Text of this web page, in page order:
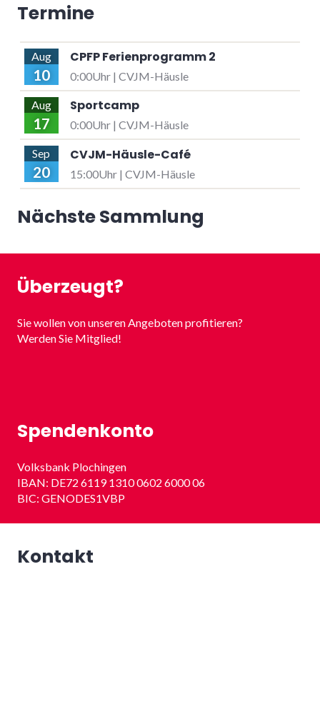
Termine
Aug
10
CPFP Ferienprogramm 2
0:00Uhr | CVJM-Häusle
Aug
17
Sportcamp
0:00Uhr | CVJM-Häusle
Sep
20
CVJM-Häusle-Café
15:00Uhr | CVJM-Häusle
Nächste Sammlung
Überzeugt?
Sie wollen von unseren Angeboten profitieren?
Werden Sie Mitglied!
Spendenkonto
Volksbank Plochingen
IBAN: DE72 6119 1310 0602 6000 06
BIC: GENODES1VBP
Kontakt